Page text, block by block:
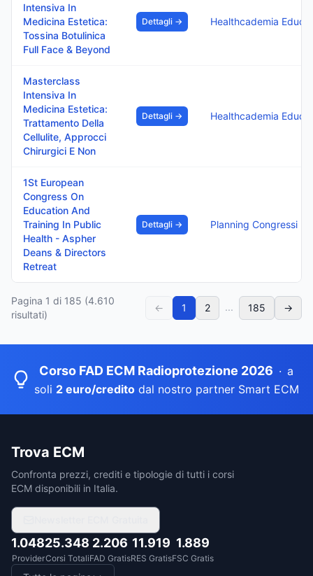
Intensiva In
Medicina Estetica:
Tossina Botulinica
Full Face & Beyond
Dettagli →
Masterclass
Intensiva In
Medicina Estetica:
Trattamento Della
Cellulite, Approcci
Chirurgici E Non
Dettagli →
1St European
Congress On
Education And
Training In Public
Health - Aspher
Deans & Directors
Retreat
Dettagli → Planning Congressi
Pagina 1 di 185 (4.610
risultati)
← 1 2 ... 185 →
Corso FAD ECM Radioprotezione 2026 · a
soli 2 euro/creditodal nostro partner Smart ECM
Trova ECM
Confronta prezzi, crediti e tipologie di tutti i corsi
ECM disponibili in Italia.
1.048
Provider
25.348
Corsi Totali
2.206
FAD Gratis
11.919
RES Gratis
1.889
FSC Gratis